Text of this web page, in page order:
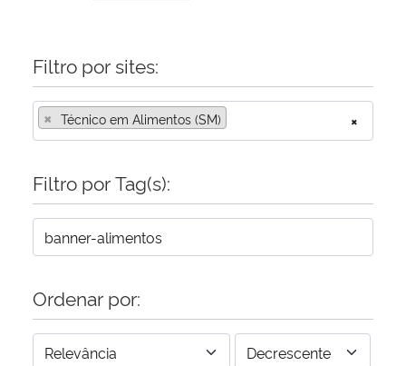
Filtro por sites:
×
× Técnico em Alimentos (SM)
Filtro por Tag(s):
Ordenar por: